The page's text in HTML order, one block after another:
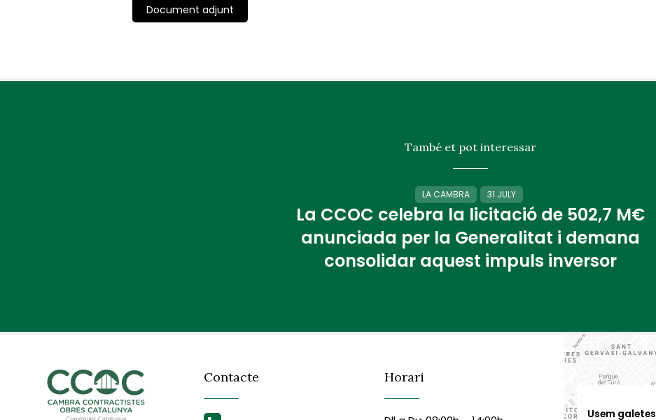
Document adjunt
També et pot interessar
LA CAMBRA 31 JULY
La CCOC celebra la licitació de 502,7 M€
anunciada per la Generalitat i demana
consolidar aquest impuls inversor
Contacte Horari
Usem galetes